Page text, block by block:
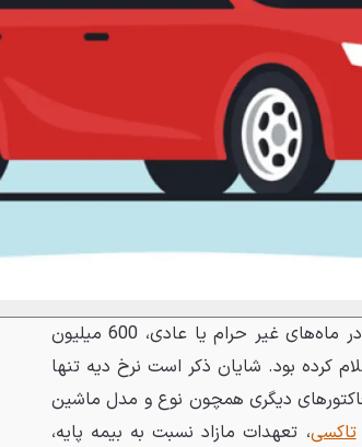
شایان ذکر است قوه قضاییه در سال 1401 نرخ دیه را در ماه‌های غیر حرام یا عادی، 600 میلیون
800 میلیون تومان اعلام کرده بود. شایان ذکر است نرخ دیه تنها
دیگری همچون نوع و مدل ماشین
تاکسی، تعهدات مازاد نسبت به بیمه پایه،